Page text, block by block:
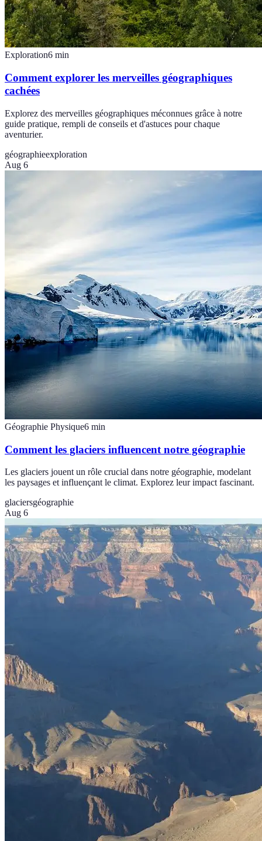
Exploration6 min
Comment explorer les merveilles géographiques
cachées
Explorez des merveilles géographiques méconnues grâce à notre
guide pratique, rempli de conseils et d'astuces pour chaque
aventurier.
géographieexploration
Aug 6
Géographie Physique6 min
Comment les glaciers influencent notre géographie
Les glaciers jouent un rôle crucial dans notre géographie, modelant
les paysages et influençant le climat. Explorez leur impact fascinant.
glaciersgéographie
Aug 6